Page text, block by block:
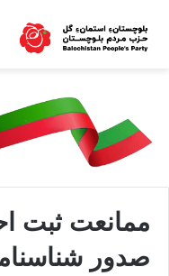
ممانعت ثبت
صدور